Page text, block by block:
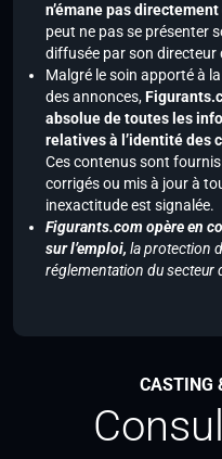
n’émane pas
peut ne pas se présenter
diffusée par son directeur
Malgré le soin apporté à
des annonces,
absolue de toutes les
relatives à l’identité des
Ces contenus sont
corrigés ou mis à jour à
inexactitude est signalée.
Figurants.com opère en
sur l’emploi, la protection
réglementation du secteur
CASTING